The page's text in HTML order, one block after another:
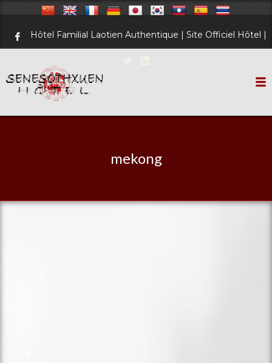
Hôtel Familial Laotien Authentique | Site Officiel Hôtel |
mekong